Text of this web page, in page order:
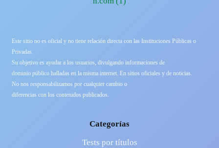
Este sitio no es oficial y no tiene relación directa con las Instituciones Públicas o
Privadas.
Su objetivo es ayudar a los usuarios, divulgando informaciones de
dominio público halladas en la misma internet. En sitios oficiales y de noticias.
No nos responsabilizamos por cualquier cambio o
diferencias con los contenidos publicados.
Categorías
Tests por títulos